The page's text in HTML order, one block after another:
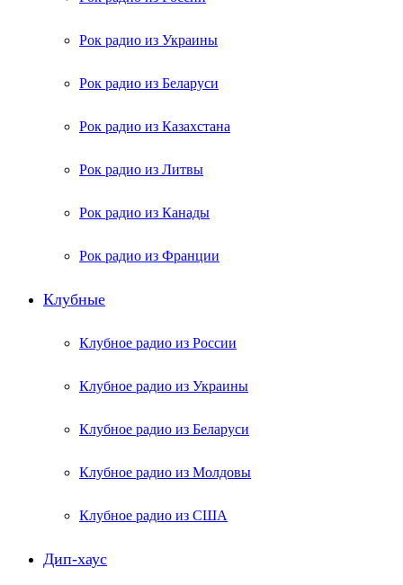
Рок радио из Украины
Рок радио из Беларуси
Рок радио из Казахстана
Рок радио из Литвы
Рок радио из Канады
Рок радио из Франции
Клубные
Клубное радио из России
Клубное радио из Украины
Клубное радио из Беларуси
Клубное радио из Молдовы
Клубное радио из США
Дип-хаус